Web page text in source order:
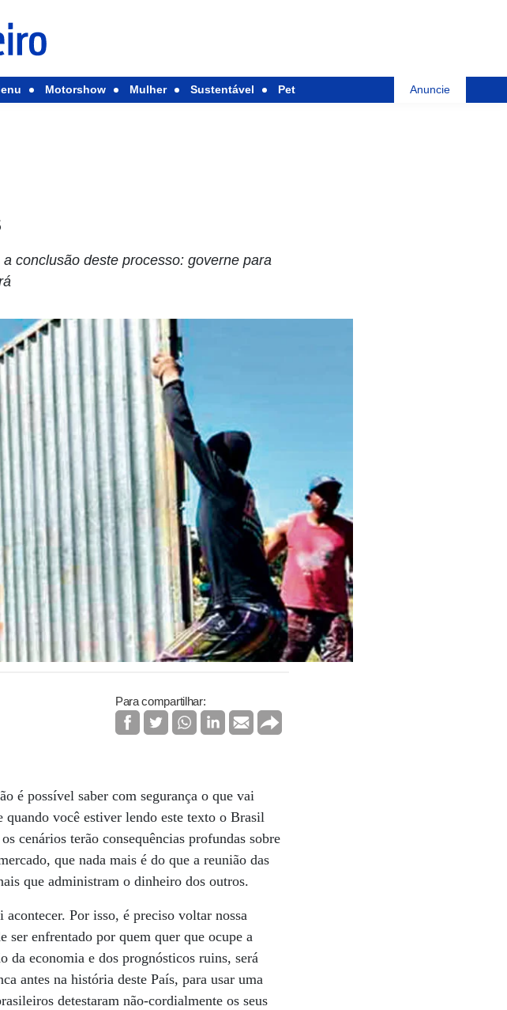
Motorshow Mulher Sustentável Pet Anuncie
conclusão deste processo: governe para
Para compartilhar:
é possível saber com segurança o que vai
você estiver lendo este texto o Brasil
cenários terão consequências profundas sobre
que nada mais é do que a reunião das
que administram o dinheiro dos outros.
Por isso, é preciso voltar nossa
ser enfrentado por quem quer que ocupe a
da economia e dos prognósticos ruins, será
antes na história deste País, para usar uma
detestaram não-cordialmente os seus